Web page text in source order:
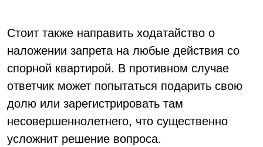
Стоит также направить ходатайство о
наложении запрета на любые действия со
спорной квартирой. В противном случае
ответчик может попытаться подарить свою
долю или зарегистрировать там
несовершеннолетнего, что существенно
усложнит решение вопроса.